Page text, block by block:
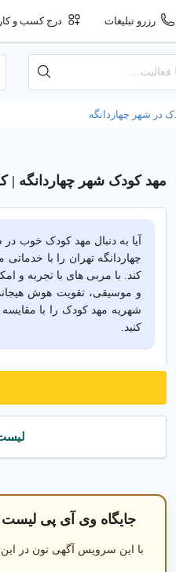
رزرو تبلیغات درج کسب و کار
در شهر چهاردانگه
مهد کودک شهر چهاردانگه |
آیا به دنبال مهد کودک خوب
چهاردانگه تهران را با
کند. با مربی های با تجربه و
و موسیقی، تقویت هوش هیجانی
شهریه مهد کودک را با مقایسه
کنید.
خدمات مهد کودک در شهر
آموزش در مهد کودک در شهر
لیست معرفی 1 مهد
جایگاه وی آی پی
با این سرویس آگهی تون در